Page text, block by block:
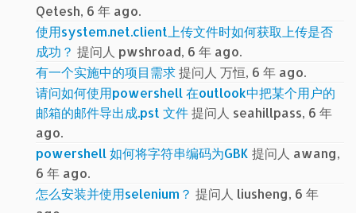
Qetesh, 6 年 ago.
使用system.net.client上传文件时如何获取上传是否
成功？ 提问人 pwshroad, 6 年 ago.
有一个实施中的项目需求提问人 万恒, 6 年 ago.
请问如何使用powershell 在outlook中把某个用户的
邮箱的邮件导出成.pst 文件提问人 seahillpass, 6 年
ago.
powershell 如何将字符串编码为GBK 提问人 awang,
6 年 ago.
怎么安装并使用selenium？ 提问人 liusheng, 6 年